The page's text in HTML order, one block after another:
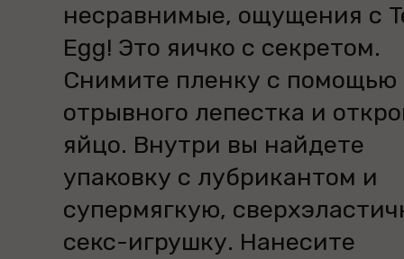
несравнимые, ощущения с
Egg! Это яичко с секретом.
Снимите пленку с помощью
отрывного лепестка и
яйцо. Внутри вы найдете
упаковку с лубрикантом и
супермягкую,
секс-игрушку. Нанесите